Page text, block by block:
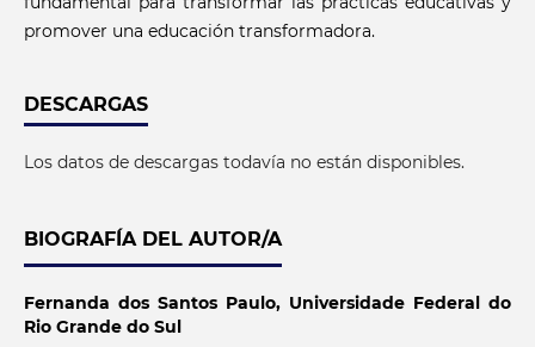
promover una educación transformadora.
DESCARGAS
Los datos de descargas todavía no están disponibles.
BIOGRAFÍA DEL AUTOR/A
Fernanda dos Santos Paulo, Universidade Federal do
Rio Grande do Sul